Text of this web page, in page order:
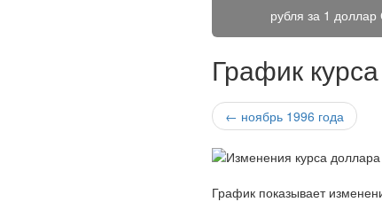
рубля за 1
График
← ноябрь 1996 года
График показывает